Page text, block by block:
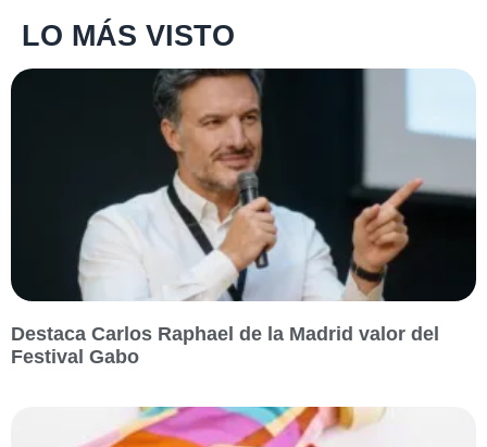
LO MÁS VISTO
Destaca Carlos Raphael de la Madrid valor del
Festival Gabo